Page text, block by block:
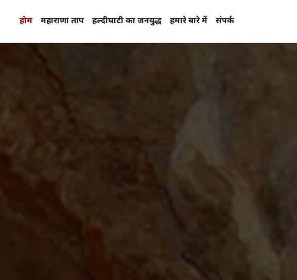
होम महाराणा प्रताप हल्दीघाटी का जनयुद्ध हमारे बारे में संपर्क